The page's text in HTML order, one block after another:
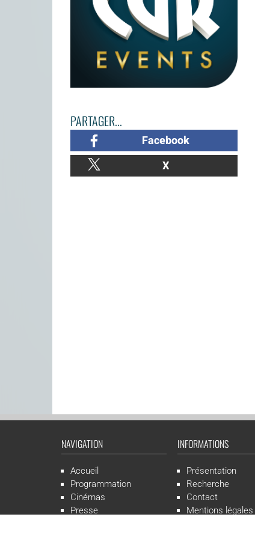
PARTAGER...
Facebook
X
NAVIGATION
Accueil
Programmation
Cinémas
Presse
INFORMATIONS
Présentation
Recherche
Contact
Mentions légales